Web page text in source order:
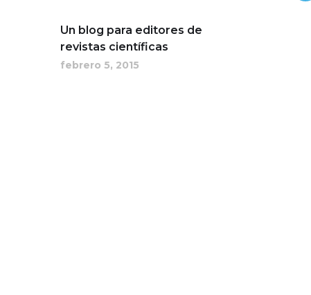
Un blog para editores de
revistas científicas
febrero 5, 2015